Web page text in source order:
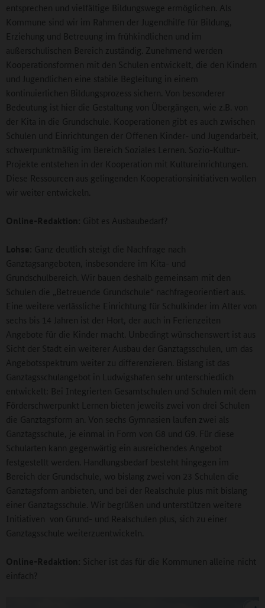
entsprechen und vielfältige Bildungswege ermöglichen. Als
Kommune sind wir im Rahmen der Jugendhilfe für Bildung,
Erziehung und Betreuung im frühkindlichen und im
außerschulischen Bereich zuständig. Zunehmend werden
Kooperationsformen mit den Schulen entwickelt, die den Kindern
und Jugendlichen eine stabile Begleitung in einem
kontinuierlichen Bildungsprozess sichern. Von besonderer
Bedeutung ist hier die Gestaltung von Übergängen, wie z.B. von
der Kita in die Grundschule. Kooperationen gibt es auch zwischen
Schulen und Einrichtungen der Offenen Kinder- und Jugendarbeit,
schwerpunktmäßig im Bereich Soziales Lernen. Sozio-Kultur-
Projekte entstehen in der Kooperation mit Kultureinrichtungen.
Diese Ressourcen aus gelingenden Kooperationsinitiativen wollen
wir weiter entwickeln.
Online-Redaktion: Gibt es Ausbaubedarf?
Lohse: Ganz deutlich steigt die Nachfrage nach
Ganztagsangeboten, insbesondere im Kita- und
Grundschulbereich. Wir bauen deshalb gemeinsam mit den
Schulen die „Betreuende Grundschule“ nachfrageorientiert aus.
Eine weitere verlässliche Einrichtung für Schulkinder im Alter von
sechs bis 14 Jahren ist der Hort, der auch in Ferienzeiten
Angebote für die Kinder macht. Unbedingt wünschenswert ist aus
Sicht der Stadt ein weiterer Ausbau der Ganztagsschulen, um das
Angebotsspektrum weiter zu differenzieren. Bislang ist das
Ganztagsschulangebot in Ludwigshafen sehr unterschiedlich
entwickelt: Bei Integrierten Gesamtschulen und Schulen mit dem
Förderschwerpunkt Lernen bieten jeweils zwei von drei Schulen
die Ganztagsform an. Von sechs Gymnasien laufen zwei als
Ganztagsschule, je einmal in Form von G8 und G9. Für diese
Schularten kann gegenwärtig ein ausreichendes Angebot
festgestellt werden. Handlungsbedarf besteht hingegen im
Bereich der Grundschule, wo bislang zwei von 23 Schulen die
Ganztagsform anbieten, und bei der Realschule plus mit bislang
einer Ganztagsschule. Wir begrüßen und unterstützen weitere
Initiativen von Grund- und Realschulen plus, sich zu einer
Ganztagsschule weiterzuentwickeln.
Online-Redaktion:
Sicher ist das für die Kommunen alleine nicht
einfach?